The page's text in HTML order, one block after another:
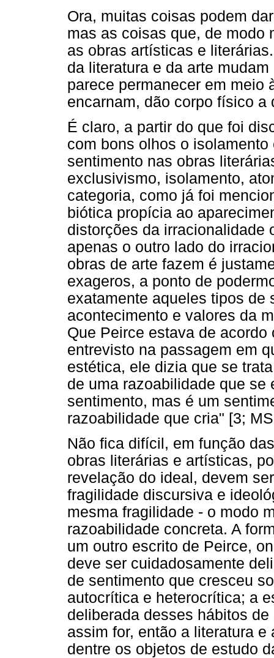
Ora, muitas coisas podem
mas as coisas que, de modo
as obras artísticas e
da literatura e da arte
parece permanecer em meio
encarnam, dão corpo físico
É claro, a partir do que foi
com bons olhos o
sentimento nas obras
exclusivismo, isolamento,
categoria, como já foi
biótica propícia ao
distorções da irracionalidade
apenas o outro lado do
obras de arte fazem é
exageros, a ponto de
exatamente aqueles tipos de
acontecimento e valores da
Que Peirce estava de
entrevisto na passagem em
estética, ele dizia que se
de uma razoabilidade que se
sentimento, mas é um
razoabilidade que cria" [3;
Não fica difícil, em função
obras literárias e artísticas,
revelação do ideal, devem
fragilidade discursiva e
mesma fragilidade - o modo
razoabilidade concreta. A
um outro escrito de Peirce,
deve ser cuidadosamente
de sentimento que cresceu
autocrítica e heterocrítica; a
deliberada desses hábitos
assim for, então a literatura
dentre os objetos de estudo